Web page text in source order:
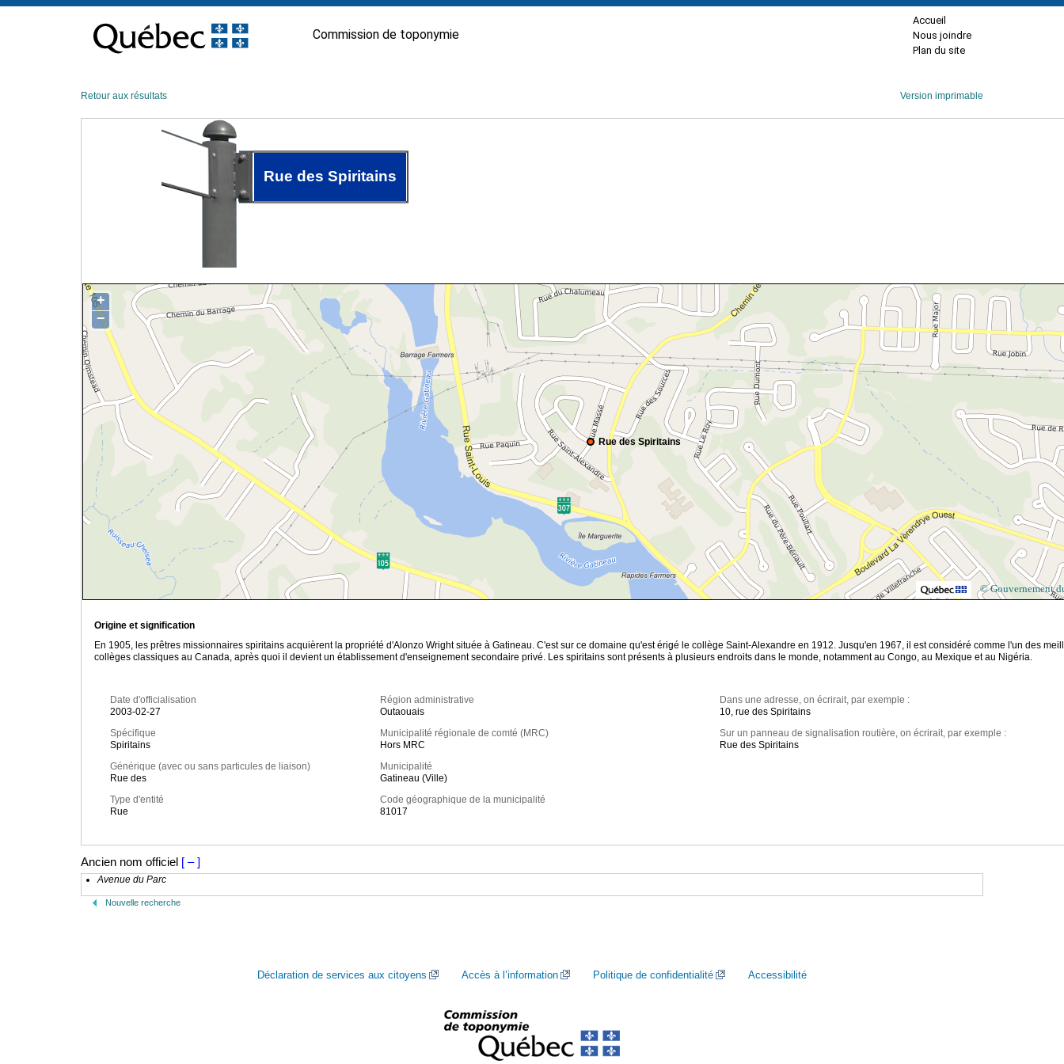
contenu
Commission de toponymie
Accueil
Nous joindre
Plan du site
Retour aux résultats Version imprimable
Rue des Spiritains
Rue des Spiritains
+
−
© Gouvernement
Origine et signification
En 1905, les prêtres missionnaires spiritains acquièrent la propriété d'Alonzo Wright située à Gatineau. C'est sur ce domaine qu'est érigé le collège Saint-Alexandre en 1912. Jusqu'en 1967, il est considéré comme l'un des
collèges classiques au Canada, après quoi il devient un établissement d'enseignement secondaire privé. Les spiritains sont présents à plusieurs endroits dans le monde, notamment au Congo, au Mexique et au Nigéria.
Date d'officialisation
2003-02-27
Spécifique
Spiritains
Générique (avec ou sans particules de liaison)
Rue des
Type d'entité
Rue
Région administrative
Outaouais
Municipalité régionale de comté (MRC)
Hors MRC
Municipalité
Gatineau (Ville)
Code géographique de la municipalité
81017
Dans une adresse, on écrirait, par exemple :
10, rue des Spiritains
Sur un panneau de signalisation routière, on écrirait, par exemple :
Rue des Spiritains
Ancien nom officiel [ – ]
Avenue du Parc
Nouvelle recherche
Déclaration de services aux citoyens Accès à l’information Politique de confidentialité Accessibilité